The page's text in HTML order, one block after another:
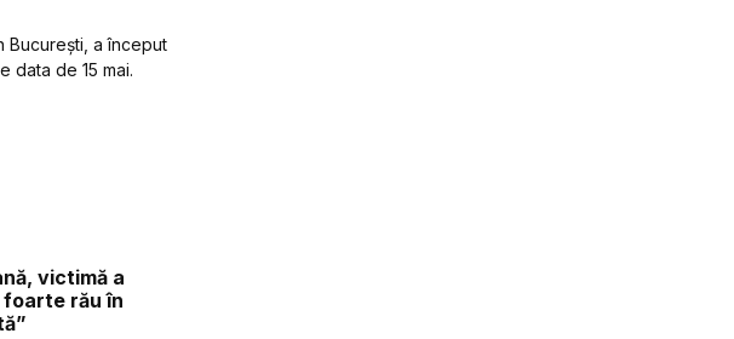
București, a început
data de 15 mai.
victimă a
rău în